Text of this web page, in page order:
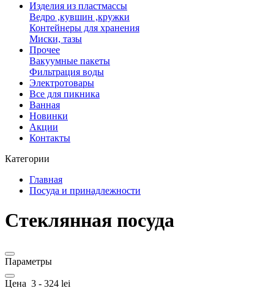
Изделия из пластмассы
Ведро ,кувшин ,кружки
Контейнеры для хранения
Миски, тазы
Прочее
Вакуумные пакеты
Фильтрация воды
Электротовары
Все для пикника
Ванная
Новинки
Акции
Контакты
Категории
Главная
Посуда и принадлежности
Стеклянная посуда
Параметры
Цена 3 - 324 lei